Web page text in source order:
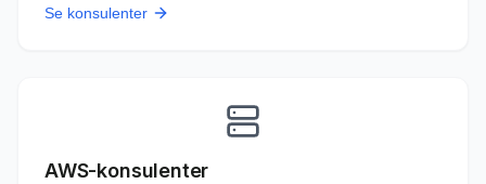
Se konsulenter
AWS-konsulenter